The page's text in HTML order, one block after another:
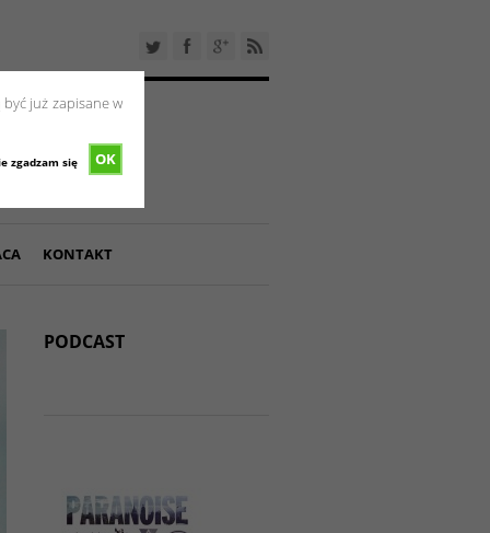
już zapisane w
OK
zgadzam się
KONTAKT
PODCAST